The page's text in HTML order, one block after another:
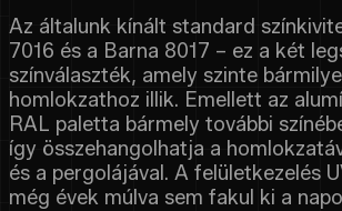
Az általunk kínált standard
7016 és a Barna 8017 – ez a két
színválaszték, amely szinte
homlokzathoz illik. Emellett az
RAL paletta bármely további
így összehangolhatja a
és a pergolájával. A felületkezelés
még évek múlva sem fakul ki a